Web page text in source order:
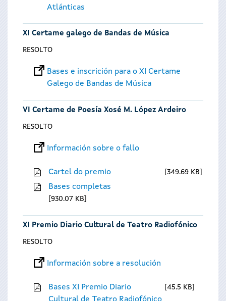
Atlánticas
XI Certame galego de Bandas de Música
RESOLTO
Bases e inscrición para o XI Certame
Galego de Bandas de Música
VI Certame de Poesía Xosé M. López Ardeiro
RESOLTO
Información sobre o fallo
Cartel do premio 349.69 KB
Bases completas
930.07 KB
XI Premio Diario Cultural de Teatro Radiofónico
RESOLTO
Información sobre a resolución
Bases XI Premio Diario
45.5 KB